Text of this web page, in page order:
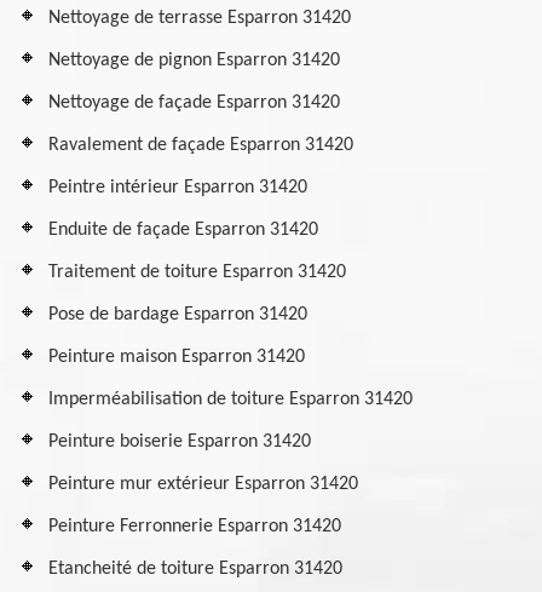
Nettoyage de terrasse Esparron 31420
Nettoyage de pignon Esparron 31420
Nettoyage de façade Esparron 31420
Ravalement de façade Esparron 31420
Peintre intérieur Esparron 31420
Enduite de façade Esparron 31420
Traitement de toiture Esparron 31420
Pose de bardage Esparron 31420
Peinture maison Esparron 31420
Imperméabilisation de toiture Esparron 31420
Peinture boiserie Esparron 31420
Peinture mur extérieur Esparron 31420
Peinture Ferronnerie Esparron 31420
Etancheité de toiture Esparron 31420